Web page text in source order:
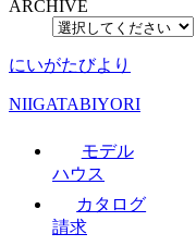
ARCHIVE
にいがたびより
NIIGATABIYORI
モデル
ハウス
カタログ
請求